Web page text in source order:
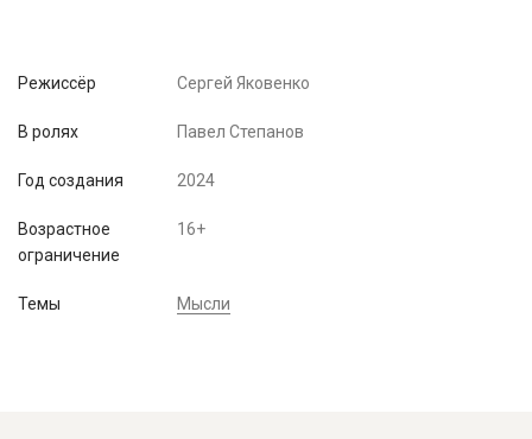
Режиссёр Сергей Яковенко
В ролях Павел Степанов
Год создания 2024
Возрастное
ограничение
16+
Темы Мысли